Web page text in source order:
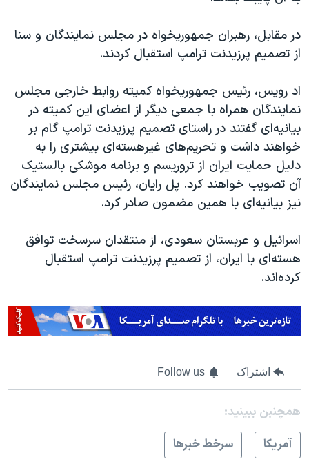
در مقابل، رهبران جمهوریخواه در مجلس نمایندگان و سنا
از تصمیم پرزیدنت ترامپ استقبال کردند.
اد رویس، رئیس جمهوریخواه کمیته روابط خارجی مجلس
نمایندگان همراه با جمعی دیگر از اعضای این کمیته در
بیانیه‌ای گفتند در راستای تصمیم پرزیدنت ترامپ گام بر
خواهند داشت و تحریم‌های غیرهسته‌ای بیشتری را به
دلیل حمایت ایران از تروریسم و برنامه موشکی بالستیک
آن تصویب خواهند کرد. پل رایان، رئیس مجلس نمایندگان
نیز بیانیه‌ای با همین مضمون صادر کرد.
اسرائیل و عربستان سعودی، از منتقدان سرسخت توافق
هسته‌ای با ایران، از تصمیم پرزیدنت ترامپ استقبال
کرده‌اند.
اشتراک Follow us
همچنبن ببینید:
آمريکا
سرخط خبرها